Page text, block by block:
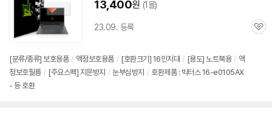
13,400원 (1몰)
23.09. 등록
관
[분류/종류] 보호용품 / 액정보호용품 / [호환크기] 16인치대 / [용도] 노트북용 / 액
정보호필름 / [주요스펙] 지문방지 / 눈부심방지 / 호환제품 : 빅터스 16-e0105AX
- 등 호환